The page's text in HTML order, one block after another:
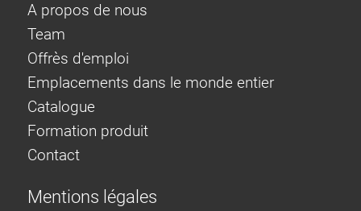
A propos de nous
Team
Offrès d'emploi
Emplacements dans le monde entier
Catalogue
Formation produit
Contact
Mentions légales